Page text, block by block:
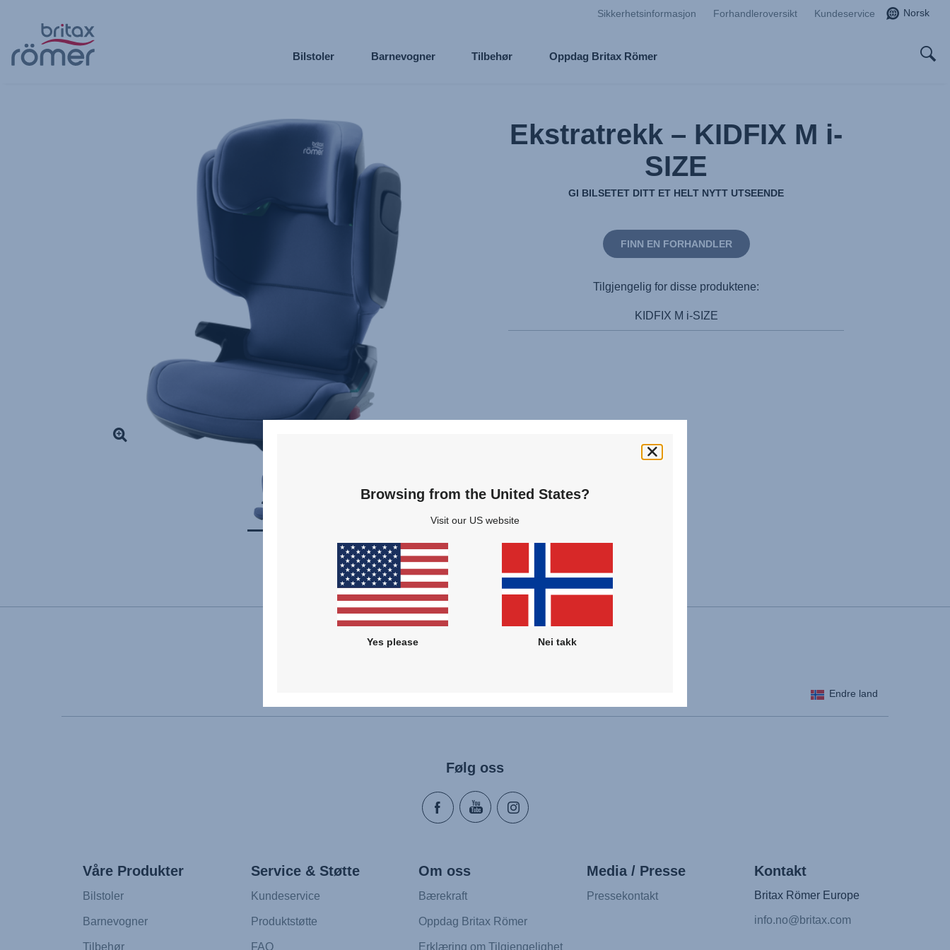
Hopp
til
Sikkerhetsinformasjon Forhandleroversikt Kundeservice Norsk
Bilstoler Barnevogner Tilbehør Oppdag Britax Römer
Ekstratrekk – KIDFIX M i-
SIZE
GI BILSETET DITT ET HELT NYTT UTSEENDE
FINN EN FORHANDLER
Tilgjengelig for disse produktene:
KIDFIX M i-SIZE
Relaterte produkter
Endre land
Følg oss
Våre Produkter
Bilstoler
Barnevogner
Tilbehør
Service & Støtte
Kundeservice
Produktstøtte
FAQ
Om oss
Bærekraft
Oppdag Britax Römer
Erklæring om Tilgjengelighet
Media / Presse
Pressekontakt
Kontakt
Britax Römer Europe
info.no@britax.com
Browsing from the United States?
Visit our US website
Yes please Nei takk